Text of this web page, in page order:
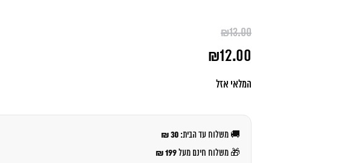
₪13.00
המקורי
₪13.00.
₪12.00
הנוכחי
המלאי אזל
🚚 משלוח עד הבית: 30 ₪
🎁 משלוח חינם מעל199 ₪